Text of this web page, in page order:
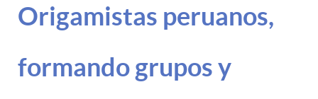
Origamistas peruanos,
formando grupos y